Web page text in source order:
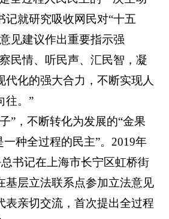
记就研究吸收网民对“十五
见建议作出重要指示强
民情、听民声、汇民智，凝
代化的强大合力，不断实现人
往。”
”，不断转化为发展的“金果
一种全过程的民主”。2019年
书记在上海市长宁区虹桥街
基层立法联系点参加立法意见
表亲切交流，首次提出全过程